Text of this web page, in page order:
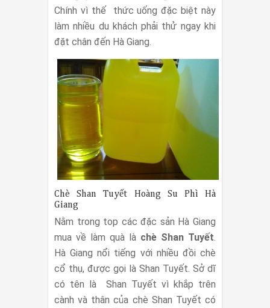
Chính vì thế thức uống đặc biệt này
làm nhiều du khách phải thử ngay khi
đặt chân đến Hà Giang.
Chè Shan Tuyết Hoàng Su Phì Hà
Giang
Nằm trong top các đặc sản Hà Giang
mua về làm quà là chè Shan Tuyết
Hà Giang nổi tiếng với nhiều đồi chè
cổ thụ, được gọi là Shan Tuyết. Sở dĩ
có tên là Shan Tuyết vì khắp trên
cành và thân của chè Shan Tuyết có